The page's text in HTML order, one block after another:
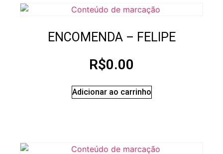
ENCOMENDA – FELIPE
R$0.00
Adicionar ao carrinho